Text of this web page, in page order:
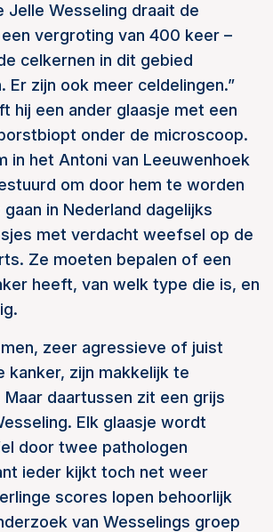
Jelle Wesseling draait de
vergroting van 400 keer –
celkernen in dit gebied
Er zijn ook meer celdelingen.”
hij een ander glaasje met een
onder de microscoop.
in het Antoni van Leeuwenhoek
om door hem te worden
in Nederland dagelijks
met verdacht weefsel op de
Ze moeten bepalen of een
heeft, van welk type die is, en
zeer agressieve of juist
kanker, zijn makkelijk te
daartussen zit een grijs
Elk glaasje wordt
door twee pathologen
ieder kijkt toch net weer
scores lopen behoorlijk
van Wesselings groep